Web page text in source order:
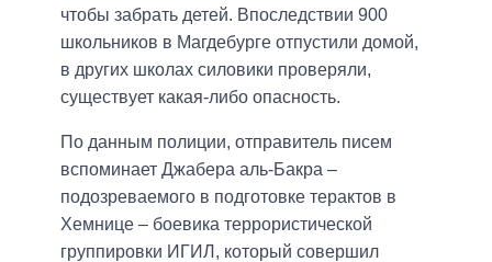
чтобы забрать детей. Впоследствии 900
школьников в Магдебурге отпустили домой,
в других школах силовики проверяли,
существует какая-либо опасность.
По данным полиции, отправитель писем
вспоминает Джабера аль-Бакра –
подозреваемого в подготовке терактов в
Хемнице – боевика террористической
группировки ИГИЛ, который совершил